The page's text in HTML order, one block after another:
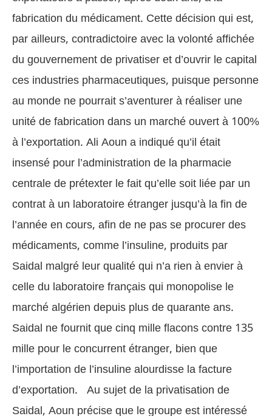
fabrication du médicament. Cette décision qui est,
par ailleurs, contradictoire avec la volonté affichée
du gouvernement de privatiser et d’ouvrir le capital
ces industries pharmaceutiques, puisque personne
au monde ne pourrait s’aventurer à réaliser une
unité de fabrication dans un marché ouvert à 100%
à l’exportation.Ali Aoun a indiqué qu’il était
insensé pour l’administration de la pharmacie
centrale de prétexter le fait qu’elle soit liée par un
contrat à un laboratoire étranger jusqu’à la fin de
l’année en cours, afin de ne pas se procurer des
médicaments, comme l’insuline, produits par
Saidal malgré leur qualité qui n’a rien à envier à
celle du laboratoire français qui monopolise le
marché algérien depuis plus de quarante ans.
Saidal ne fournit que cinq mille flacons contre 135
mille pour le concurrent étranger, bien que
l’importation de l’insuline alourdisse la facture
d’exportation. Au sujet de la privatisation de
Saidal, Aoun précise que le groupe est intéressé